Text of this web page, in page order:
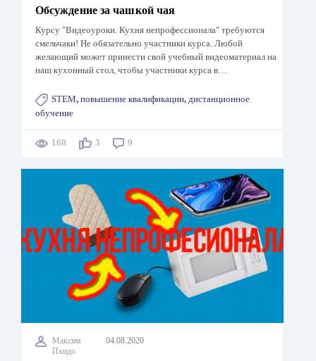
Обсуждение за чашкой чая
Курсу "Видеоуроки. Кухня непрофессионала" требуются
смельчаки! Не обязательно участники курса. Любой
желающий может принести свой учебный видеоматериал на
наш кухонный стол, чтобы участники курса в…
STEM, повышение квалификации, дистанционное
обучение
168 3 9
Максим
Пхидо
04.08.2020